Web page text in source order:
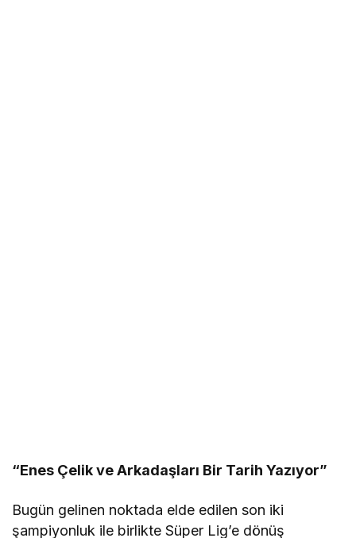
“Enes Çelik ve Arkadaşları Bir Tarih Yazıyor”
Bugün gelinen noktada elde edilen son iki
şampiyonluk ile birlikte Süper Lig’e dönüş